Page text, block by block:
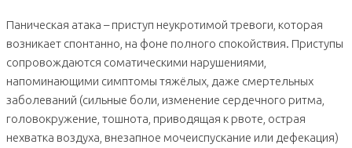
Паническая атака – приступ неукротимой тревоги, которая
возникает спонтанно, на фоне полного спокойствия. Приступы
сопровождаются соматическими нарушениями,
напоминающими симптомы тяжёлых, даже смертельных
заболеваний (сильные боли, изменение сердечного ритма,
головокружение, тошнота, приводящая к рвоте, острая
нехватка воздуха, внезапное мочеиспускание или дефекация)